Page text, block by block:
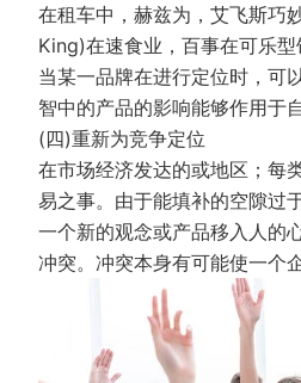
在租车中，赫兹为，艾飞斯巧
King)在速食业，百事在可乐
当某一品牌在进行定位时，可
智中的产品的影响能够作用于
(四)重新为竞争定位
在市场经济发达的或地区；每
易之事。由于能填补的空隙过
一个新的观念或产品移入人的
冲突。冲突本身有可能使一个